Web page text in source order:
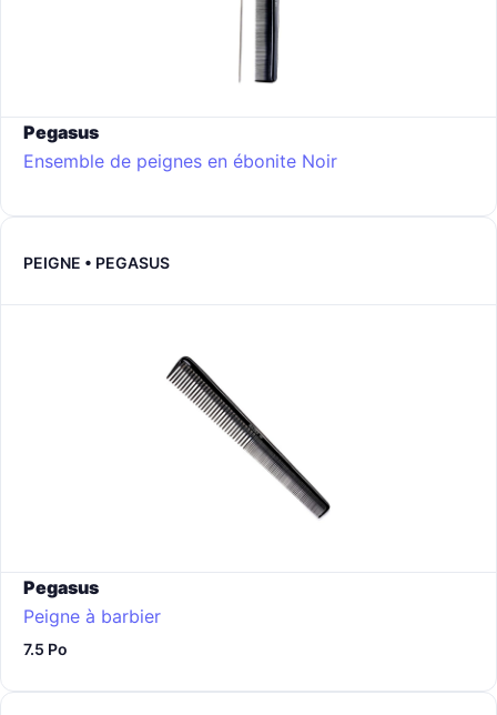
Pegasus
Ensemble de peignes en ébonite Noir
PEIGNE • PEGASUS
Pegasus
Peigne à barbier
7.5 Po